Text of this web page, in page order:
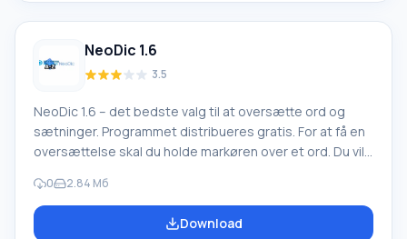
NeoDic 1.6
3.5
NeoDic 1.6 – det bedste valg til at oversætte ord og
sætninger. Programmet distribueres gratis. For at få en
oversættelse skal du holde markøren over et ord. Du vil
oversættelse. Du kan altid downloade NeoDic 1.6 til
Windows på russisk fra vores hjemmeside. Hvis du ofte
læser artikler online, chatter eller laver tekstlayout, vil
0 2.84 Мб
Download